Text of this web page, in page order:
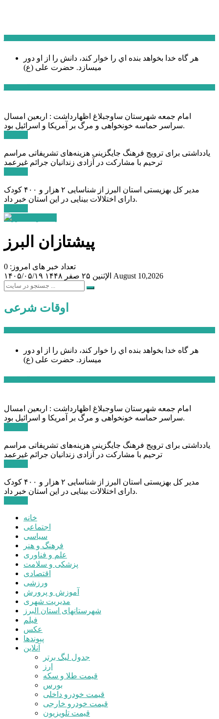
هر گاه خدا بخواهد بنده اي را خوار كند، دانش را از او دور
میسازد. حضرت علی (ع)
امام جمعه شهرستان ساوجبلاغ اظهارداشت : اربعین امسال
سراسر حماسه خونخواهی و مرگ بر آمریکا و اسرائیل بود.
یادداشتی برای ترویج فرهنگ جایگزینی هزینه‌های تشریفاتی مراسم
ترحیم با مشارکت در آزادی زندانیان جرائم غیرعمد
مدیر کل بهزیستی استان البرز از شناسایی ۲ هزار و ۴۰۰ کودک
دارای اختلالات بینایی در این استان خبر داد.
پیشتازان البرز
تعداد خبر های امروز: 0
۱۴۰۵/۰۵/۱۹
الإثنين ۲۵ صفر ۱۴۴۸ August 10,2026
اوقات شرعی
هر گاه خدا بخواهد بنده اي را خوار كند، دانش را از او دور
میسازد. حضرت علی (ع)
امام جمعه شهرستان ساوجبلاغ اظهارداشت : اربعین امسال
سراسر حماسه خونخواهی و مرگ بر آمریکا و اسرائیل بود.
یادداشتی برای ترویج فرهنگ جایگزینی هزینه‌های تشریفاتی مراسم
ترحیم با مشارکت در آزادی زندانیان جرائم غیرعمد
مدیر کل بهزیستی استان البرز از شناسایی ۲ هزار و ۴۰۰ کودک
دارای اختلالات بینایی در این استان خبر داد.
خانه
اجتماعی
سیاسی
فرهنگ و هنر
علم و فناوری
پزشکی و سلامت
اقتصادی
ورزشی
آموزش و پرورش
مدیریت شهری
شهرستانهای استان البرز
فیلم
عکس
پیوندها
آنلاین
جدول لیگ برتر
ارز
قیمت طلا و سکه
بورس
قیمت خودرو داخلی
قیمت خودرو خارجی
قیمت تلویزیون